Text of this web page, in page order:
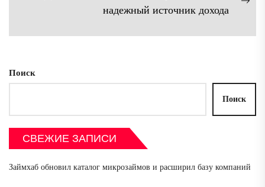
надежный источник дохода
Поиск
Поиск
СВЕЖИЕ ЗАПИСИ
Займхаб обновил каталог микрозаймов и расширил базу компаний